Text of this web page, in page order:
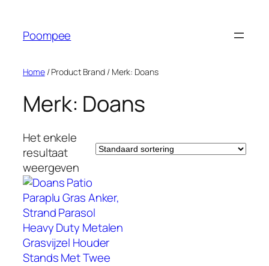
Poompee
Home/ Product Brand / Merk: Doans
Merk: Doans
Het enkele
resultaat
weergeven